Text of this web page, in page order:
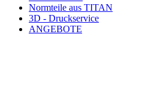
Normteile aus TITAN
3D - Druckservice
ANGEBOTE